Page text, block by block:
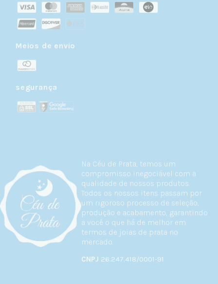
Na Céu de Prata, temos um
compromisso inegociável com a
qualidade de nossos produtos.
Todos os nossos itens passam por
um rigoroso processo de seleção,
produção e acabamento, garantindo
a você o que há de melhor em
termos de joias de prata no
mercado.
CNPJ 26.247.418/0001-91
Meios de envio
segurança